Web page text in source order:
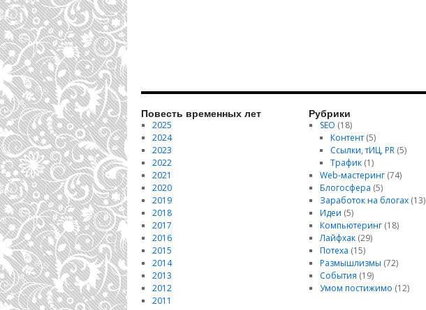
Повесть временных лет
2025
2024
2023
2022
2021
2020
2019
2018
2017
2016
2015
2014
2013
2012
2011
Рубрики
SEO (18)
Контент (5)
Ссылки, тИЦ, PR (5)
Трафик (1)
Web-мастеринг(74)
Блогосфера (5)
Заработок на блогах(13)
Идеи (5)
Компьютеринг(18)
Лайфхак(29)
Потеха (15)
Размышлизмы (72)
События (19)
Умом постижимо (12)